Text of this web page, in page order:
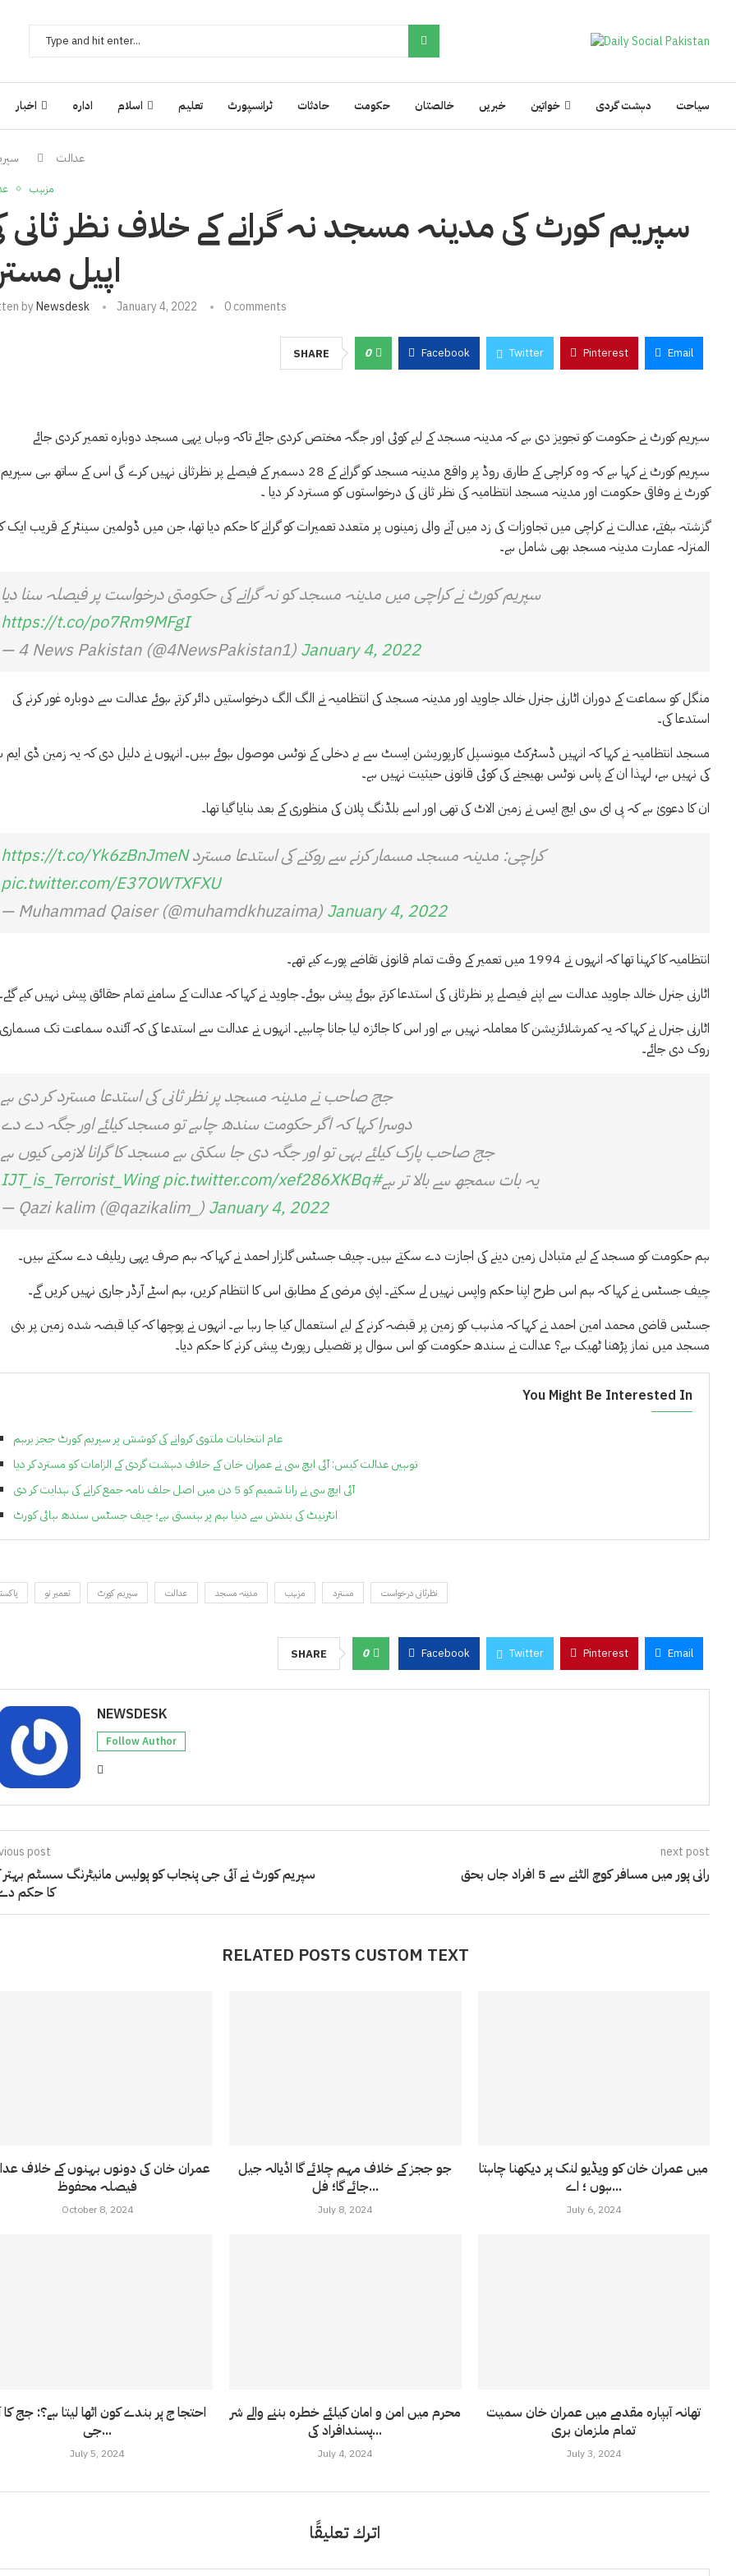
اخبار ادارہ اسلام تعلیم ٹرانسپورٹ حادثات حکومت خالصتان خبریں خواتین دہشت گردی سیاحت
عدالت
مزہب
سپریم کورٹ کی مدینہ مسجد نہ گرانے کے خلاف نظر ثانی
اپیل
byNewsdesk January 4, 2022 0 comments
SHARE 0 Facebook Twitter Pinterest Email
سپریم کورٹ نے حکومت کو تجویز دی ہے کہ مدینہ مسجد کے لیے کوئی اور جگہ مختص کردی جائے تاکہ وہاں یہی مسجد دوبارہ تعمیر کردی جائے
سپریم کورٹ نے کہا ہے کہ وہ کراچی کے طارق روڈ پر واقع مدینہ مسجد کو گرانے کے 28 دسمبر کے فیصلے پر نظرثانی نہیں کرے گی اس کے ساتھ ہی سپریم
کورٹ نے وفاقی حکومت اور مدینہ مسجد انتظامیہ کی نظر ثانی کی درخواستوں کو مسترد کر دیا ۔
گزشتہ ہفتے، عدالت نے کراچی میں تجاوزات کی زد میں آنے والی زمینوں پر متعدد تعمیرات کو گرانے کا حکم دیا تھا، جن میں ڈولمین سینٹر کے قریب ایک
المنزلہ عمارت مدینہ مسجد بھی شامل ہے۔
سپریم کورٹ نے کراچی میں مدینہ مسجد کو نہ گرانے کی حکومتی درخواست پر فیصلہ سنا دیا
https://t.co/po7Rm9MFgI
— 4 News Pakistan (@4NewsPakistan1) January 4, 2022
منگل کو سماعت کے دوران اٹارنی جنرل خالد جاوید اور مدینہ مسجد کی انتظامیہ نے الگ الگ درخواستیں دائر کرتے ہوئے عدالت سے دوبارہ غور کرنے کی
استدعا کی۔
مسجد انتظامیہ نے کہا کہ انہیں ڈسٹرکٹ میونسپل کارپوریشن ایسٹ سے بے دخلی کے نوٹس موصول ہوئے ہیں۔ انہوں نے دلیل دی کہ یہ زمین ڈی
کی نہیں ہے، لہذا ان کے پاس نوٹس بھیجنے کی کوئی قانونی حیثیت نہیں ہے۔
ان کا دعویٰ ہے کہ پی ای سی ایچ ایس نے زمین الاٹ کی تھی اور اسے بلڈنگ پلان کی منظوری کے بعد بنایا گیا تھا۔
کراچی: مدینہ مسجد مسمار کرنے سے روکنے کی استدعا مستردhttps://t.co/Yk6zBnJmeN
pic.twitter.com/E37OWTXFXU
— Muhammad Qaiser (@muhamdkhuzaima) January 4, 2022
انتظامیہ کا کہنا تھا کہ انہوں نے 1994 میں تعمیر کے وقت تمام قانونی تقاضے پورے کیے تھے۔
اٹارنی جنرل خالد جاوید عدالت سے اپنے فیصلے پر نظرثانی کی استدعا کرتے ہوئے پیش ہوئے۔ جاوید نے کہا کہ عدالت کے سامنے تمام حقائق پیش نہیں کیے گئے۔
اٹارنی جنرل نے کہا کہ یہ کمرشلائزیشن کا معاملہ نہیں ہے اور اس کا جائزہ لیا جانا چاہیے۔ انہوں نے عدالت سے استدعا کی کہ آئندہ سماعت تک مسماری
روک دی جائے۔
جج صاحب نے مدینہ مسجد پر نظر ثانی کی استدعا مسترد کر دی ہے
دوسرا کہا کہ اگر حکومت سندھ چاہے تو مسجد کیلئے اور جگہ دے دے
جج صاحب پارک کیلئے بهی تو اور جگہ دی جا سکتی ہے مسجد کا گرانا لازمی کیوں ہے
یہ بات سمجھ سے بالا تر ہے#IJT_is_Terrorist_Wing
pic.twitter.com/xef286XKBq
— Qazi kalim (@qazikalim_) January 4, 2022
ہم حکومت کو مسجد کے لیے متبادل زمین دینے کی اجازت دے سکتے ہیں۔ چیف جسٹس گلزار احمد نے کہا کہ ہم صرف یہی ریلیف دے سکتے ہیں۔
چیف جسٹس نے کہا کہ ہم اس طرح اپنا حکم واپس نہیں لے سکتے۔ اپنی مرضی کے مطابق اس کا انتظام کریں، ہم اسٹے آرڈر جاری نہیں کریں گے۔
جسٹس قاضی محمد امین احمد نے کہا کہ مذہب کو زمین پر قبضہ کرنے کے لیے استعمال کیا جا رہا ہے۔ انہوں نے پوچھا کہ کیا قبضہ شدہ زمین پر بنی
مسجد میں نماز پڑھنا ٹھیک ہے؟ عدالت نے سندھ حکومت کو اس سوال پر تفصیلی رپورٹ پیش کرنے کا حکم دیا۔
You Might Be Interested In
عام انتخابات ملتوی کروانے کی کوشش پر سپریم کورٹ ججز برہم
توہین عدالت کیس: آئی ایچ سی نے عمران خان کے خلاف دہشت گردی کے الزامات کو مسترد کر دیا
آئی ایچ سی نے رانا شمیم ​​کو 5 دن میں اصل حلف نامہ جمع کرانے کی ہدایت کر دی
انٹرنیٹ کی بندش سے دنیا ہم پر ہنستی ہے؛ چیف جسٹس سندھ ہائی کورٹ
تعمیر نو سپریم کورٹ عدالت مدینہ مسجد مزہب مسترد نظرثانی درخواست
SHARE 0 Facebook Twitter Pinterest Email
NEWSDESK
Follow Author
post
سپریم کورٹ نے آئی جی پنجاب کو پولیس مانیٹرنگ سسٹم بہتر
کا حکم
next post
رانی پور میں مسافر کوچ الٹنے سے 5 افراد جاں بحق
RELATED POSTS CUSTOM TEXT
عمران خان کی دونوں بہنوں کے خلاف
فیصلہ محفوظ
October 8, 2024
جو ججز کے خلاف مہم چلائے گا اڈیالہ جیل
جائے گا؛ فل...
July 8, 2024
میں عمران خان کو ویڈیو لنک پر دیکھنا چاہتا
ہوں ؛ اے...
July 6, 2024
احتجا ج پر بندے کون اٹھا لیتا ہے؟: جج کا
جی...
July 5, 2024
محرم میں امن و امان کیلئے خطرہ بننے والے شر
پسندافراد کی...
July 4, 2024
تھانہ آبپارہ مقدمے میں عمران خان سمیت
تمام ملزمان بری
July 3, 2024
اترك تعليقًا